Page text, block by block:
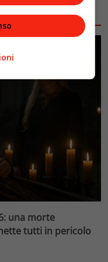
una morte
tutti in pericolo